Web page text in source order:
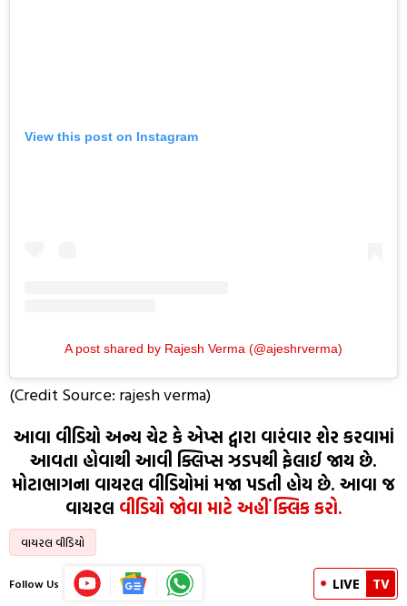
View this post on Instagram
A post shared by Rajesh Verma (@ajeshrverma)
(Credit Source: rajesh verma)
આવા વીડિયો અન્ય ચેટ કે એપ્સ દ્વારા વારંવાર શેર કરવામાં
આવતા હોવાથી આવી ક્લિપ્સ ઝડપથી ફેલાઈ જાય છે.
મોટાભાગના વાયરલ વીડિયોમાં મજા પડતી હોય છે. આવા જ
વાયરલ વીડિયો જોવા માટે અહીં ક્લિક કરો.
વાયરલ વીડિયો
Follow Us LIVE TV